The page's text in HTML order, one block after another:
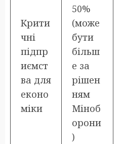
Крити
чні
підпр
иємст
ва для
еконо
міки
50%
(може
бути
більш
е за
рішен
ням
Міноб
орони
)